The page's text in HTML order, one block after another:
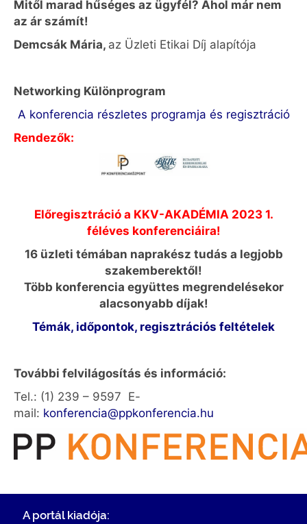
Mitől marad hűséges az ügyfél? Ahol már nem
az ár számít!
Demcsák Mária, az Üzleti Etikai Díj alapítója
Networking Különprogram
A konferencia részletes programja és regisztráció
Rendezők:
Előregisztráció a KKV-AKADÉMIA 2023 1.
féléves konferenciáira!
16 üzleti témában naprakész tudás a legjobb
szakemberektől!
Több konferencia együttes megrendelésekor
alacsonyabb díjak!
Témák, időpontok, regisztrációs feltételek
További felvilágosítás és információ:
Tel.: (1) 239 – 9597 E-
mail: konferencia@ppkonferencia.hu
A portál kiadója: